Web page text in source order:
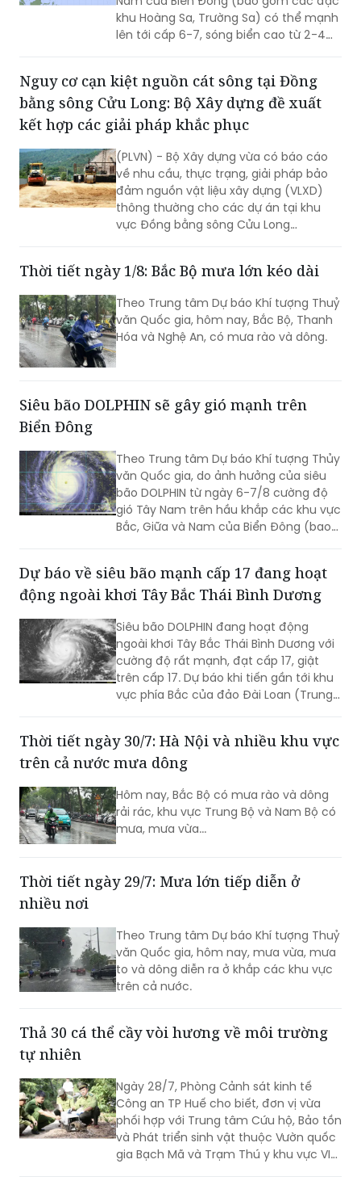
khu Hoàng Sa, Trường Sa) có thể mạnh
lên tới cấp 6-7, sóng biển cao từ 2-4m,
Nguy cơ cạn kiệt nguồn cát sông tại Đồng
bằng sông Cửu Long: Bộ Xây dựng đề xuất
kết hợp các giải pháp khắc phục
(PLVN) - Bộ Xây dựng vừa có báo cáo
về nhu cầu, thực trạng, giải pháp bảo
đảm nguồn vật liệu xây dựng (VLXD)
thông thường cho các dự án tại khu
vực Đồng bằng sông Cửu Long
Thời tiết ngày 1/8: Bắc Bộ mưa lớn kéo dài
Theo Trung tâm Dự báo Khí tượng Thuỷ
văn Quốc gia, hôm nay, Bắc Bộ, Thanh
Hóa và Nghệ An, có mưa rào và dông.
Siêu bão DOLPHIN sẽ gây gió mạnh trên
Biển Đông
Theo Trung tâm Dự báo Khí tượng Thủy
văn Quốc gia, do ảnh hưởng của siêu
bão DOLPHIN từ ngày 6-7/8 cường độ
gió Tây Nam trên hầu khắp các khu vực
Bắc, Giữa và Nam của Biển Đông (bao
cao từ 2-4m, biển động rất mạnh.
Dự báo về siêu bão mạnh cấp 17 đang hoạt
động ngoài khơi Tây Bắc Thái Bình Dương
Siêu bão DOLPHIN đang hoạt động
ngoài khơi Tây Bắc Thái Bình Dương với
cường độ rất mạnh, đạt cấp 17, giật
trên cấp 17. Dự báo khi tiến gần tới khu
vực phía Bắc của đảo Đài Loan (Trung
Biển Đông gia tăng cường độ...
Thời tiết ngày 30/7: Hà Nội và nhiều khu vực
trên cả nước mưa dông
Hôm nay, Bắc Bộ có mưa rào và dông
rải rác, khu vực Trung Bộ và Nam Bộ có
mưa, mưa vừa...
Thời tiết ngày 29/7: Mưa lớn tiếp diễn ở
nhiều nơi
Theo Trung tâm Dự báo Khí tượng Thuỷ
văn Quốc gia, hôm nay, mưa vừa, mưa
to và dông diễn ra ở khắp các khu vực
trên cả nước.
Thả 30 cá thể cầy vòi hương về môi trường
tự nhiên
Ngày 28/7, Phòng Cảnh sát kinh tế
Công an TP Huế cho biết, đơn vị vừa
phối hợp với Trung tâm Cứu hộ, Bảo tồn
và Phát triển sinh vật thuộc Vườn quốc
gia Bạch Mã và Trạm Thú y khu vực VI